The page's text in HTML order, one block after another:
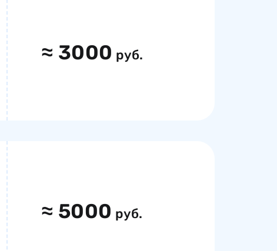
≈ 3000 руб.
≈ 5000 руб.